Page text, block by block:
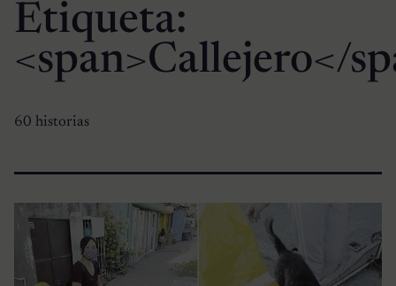
Etiqueta:
<span>Callejero</
60 historias